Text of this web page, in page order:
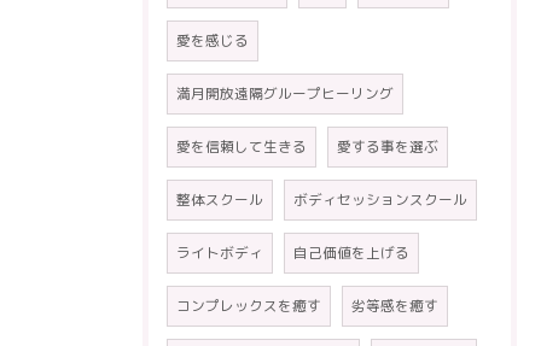
愛を感じる
満月開放遠隔グループヒーリング
愛を信頼して生きる 愛する事を選ぶ
整体スクール ボディセッションスクール
ライトボディ 自己価値を上げる
コンプレックスを癒す 劣等感を癒す